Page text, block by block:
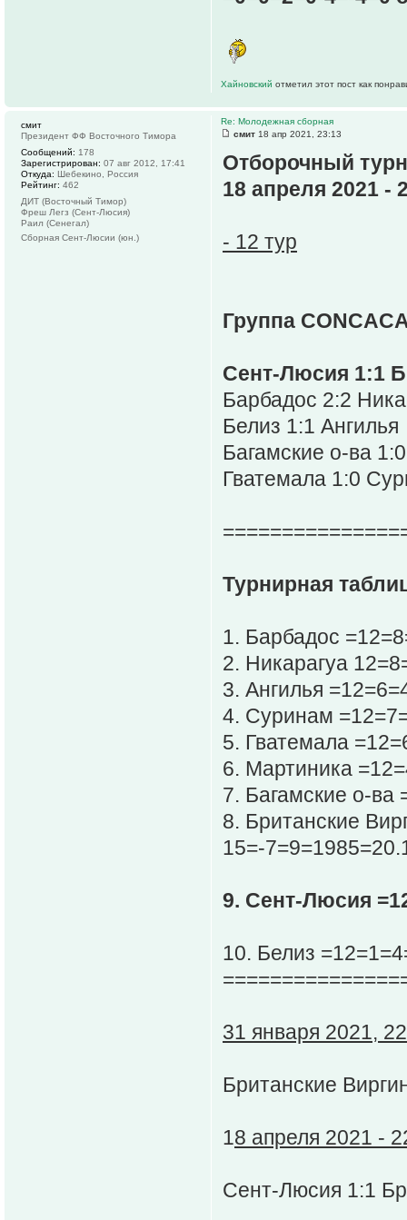
Хайновский отметил этот пост как
Re: Молодежная сборная
смит 18 апр 2021, 23:13
Отборочный
18 апреля 2021 -
- 12 тур
Группа
Сент-Люсия 1:1
Барбадос 2:2
Белиз 1:1 Ангилья
Багамские о-ва
Гватемала 1:0
Турнирная
1. Барбадос
2. Никарагуа
3. Ангилья
4. Суринам
5. Гватемала
6. Мартиника
7. Багамские о-ва
8. Британские
15=-
9. Сент-Люсия
10. Белиз
31 января 2021,
Британские
18 апреля 2021 -
Сент-Люсия 1:1
смит
Президент ФФ Восточного Тимора
Сообщений: 178
Зарегистрирован: 07 авг 2012, 17:41
Откуда: Шебекино, Россия
Рейтинг: 462
ДИТ (Восточный Тимор)
Фреш Легз (Сент-Люсия)
Раил (Сенегал)
Сборная Сент-Люсии (юн.)